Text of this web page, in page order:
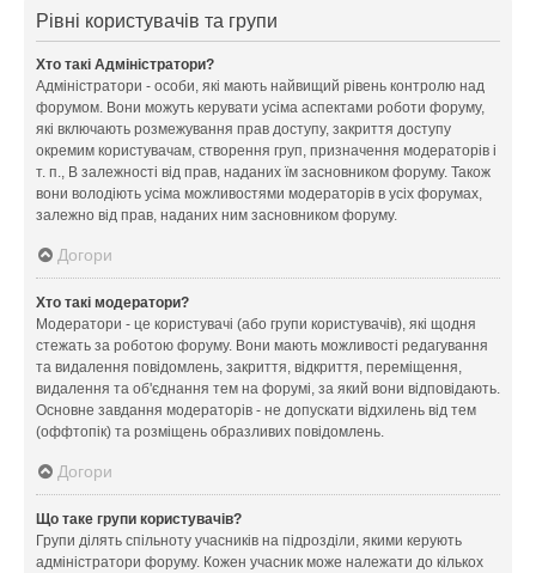
Рівні користувачів та групи
Хто такі Адміністратори?
Адміністратори - особи, які мають найвищий рівень контролю над
форумом. Вони можуть керувати усіма аспектами роботи форуму,
які включають розмежування прав доступу, закриття доступу
окремим користувачам, створення груп, призначення модераторів і
т. п., В залежності від прав, наданих їм засновником форуму. Також
вони володіють усіма можливостями модераторів в усіх форумах,
залежно від прав, наданих ним засновником форуму.
Догори
Хто такі модератори?
Модератори - це користувачі (або групи користувачів), які щодня
стежать за роботою форуму. Вони мають можливості редагування
та видалення повідомлень, закриття, відкриття, переміщення,
видалення та об'єднання тем на форумі, за який вони відповідають.
Основне завдання модераторів - не допускати відхилень від тем
(оффтопік) та розміщень образливих повідомлень.
Догори
Що таке групи користувачів?
Групи ділять спільноту учасників на підрозділи, якими керують
адміністратори форуму. Кожен учасник може належати до кількох